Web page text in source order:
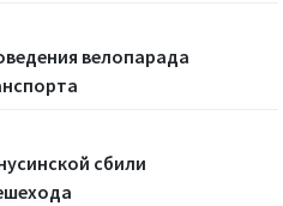
велопарада
сбили